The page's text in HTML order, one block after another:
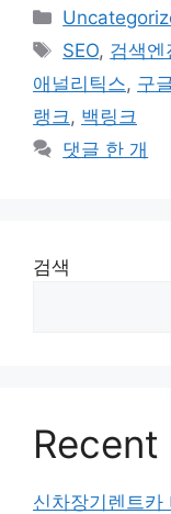
카
테
리
태
그
SEO, 검색엔
애널리틱스, 구
랭크 , 백링크
댓글 한 개
검색
신차장기렌트카